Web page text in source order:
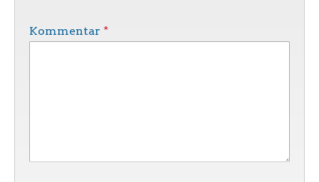
Kommentar *